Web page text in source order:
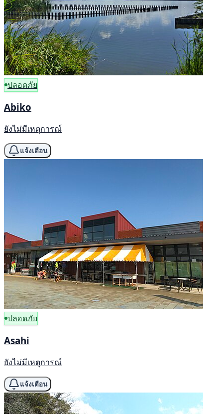
ปลอดภัย
Abiko
ยังไม่มีเหตุการณ์
แจ้งเตือน
ปลอดภัย
Asahi
ยังไม่มีเหตุการณ์
แจ้งเตือน